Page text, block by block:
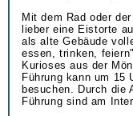
Mit dem Rad oder
lieber eine Eistorte
als alte Gebäude
essen, trinken,
Kurioses aus der
Führung kann um
besuchen. Durch die
Führung sind am